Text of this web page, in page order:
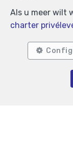
Als u meer wilt
charter